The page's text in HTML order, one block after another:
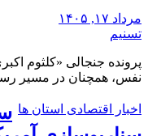
مرداد ۱۷, ۱۴۰۵
تسنیم
نفس، همچنان در مسیر
اخبار اقتصادی استان ها